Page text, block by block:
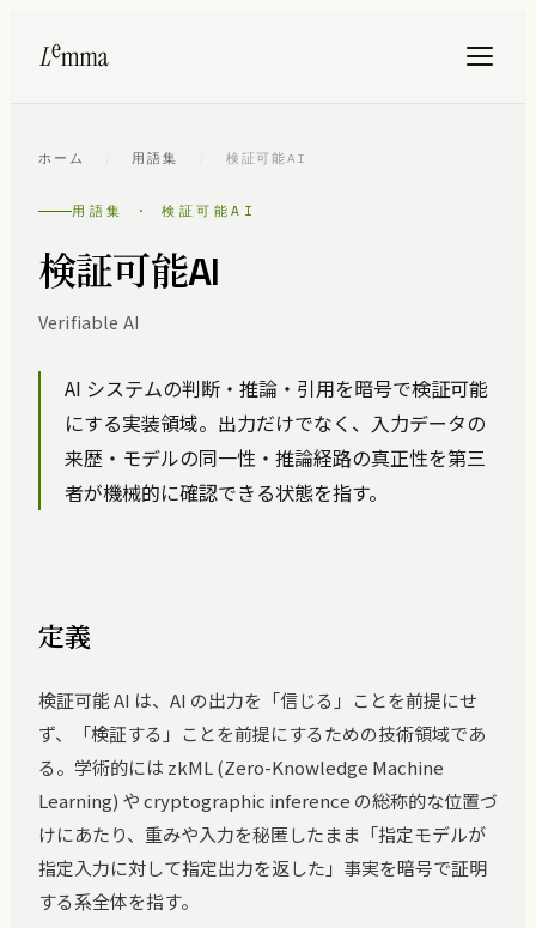
ホーム 用語集 検証可能AI
用語集 · 検証可能AI
検証可能AI
Verifiable AI
AI システムの判断・推論・引用を暗号で検証可能
にする実装領域。出力だけでなく、入力データの
来歴・モデルの同一性・推論経路の真正性を第三
者が機械的に確認できる状態を指す。
定義
検証可能 AI は、AI の出力を「信じる」ことを前提にせ
ず、「検証する」ことを前提にするための技術領域であ
る。学術的には zkML (Zero-Knowledge Machine
Learning) や cryptographic inference の総称的な位置づ
けにあたり、重みや入力を秘匿したまま「指定モデルが
指定入力に対して指定出力を返した」事実を暗号で証明
する系全体を指す。